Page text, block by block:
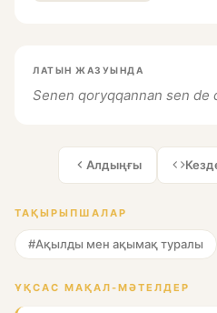
ЛАТЫН ЖАЗУЫНДА
Senen qoryqqannan sen de
Алдыңғы
ТАҚЫРЫПШАЛАР
#Ақылды мен ақымақ туралы
ҰҚСАС МАҚАЛ-МӘТЕЛДЕР